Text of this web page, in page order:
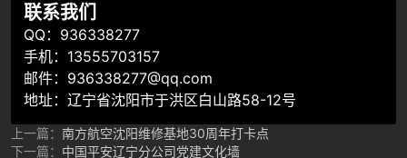
联系我们
QQ：936338277
手机：13555703157
邮件：936338277@qq.com
地址：辽宁省沈阳市于洪区白山路58-12号
上一篇： 南方航空沈阳维修基地30周年打卡点
下一篇： 中国平安辽宁分公司党建文化墙